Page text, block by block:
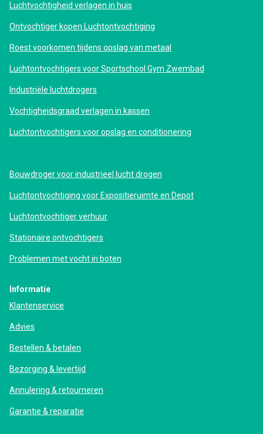
Luchtvochtigheid verlagen in huis
Ontvochtiger kopen Luchtontvochtiging
Roest voorkomen tijdens opslag van metaal
Luchtontvochtigers voor Sportschool Gym Zwembad
Industriële luchtdrogers
Vochtigheidsgraad verlagen in kassen
Luchtontvochtigers voor opslag en conditionering
Bouwdroger voor industrieel lucht drogen
Luchtontvochtiging voor Expositieruimte en Depot
Luchtontvochtiger verhuur
Stationaire ontvochtigers
Problemen met vocht in boten
Informatie
Klantenservice
Advies
Bestellen & betalen
Bezorging & levertijd
Annulering & retourneren
Garantie & reparatie